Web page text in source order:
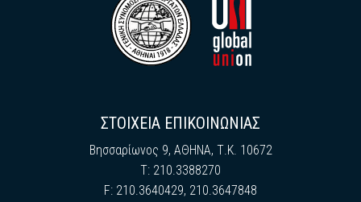
ΣΤΟΙΧΕΙΑ ΕΠΙΚΟΙΝΩΝΙΑΣ
Βησσαρίωνος 9, ΑΘΗΝΑ, Τ.Κ. 10672
Τ: 210.3388270
F: 210.3640429, 210.3647848